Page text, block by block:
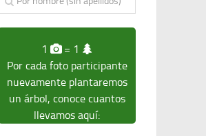
1
= 1
Por cada foto participante
nuevamente plantaremos
un árbol, conoce cuantos
llevamos aquí: